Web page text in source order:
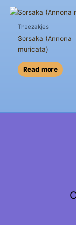
Theezakjes
Sorsaka (Annona
muricata)
Read more